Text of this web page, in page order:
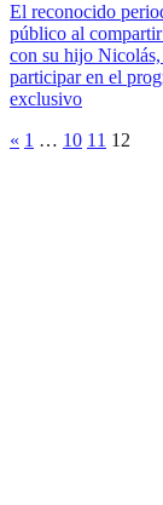
El reconocido
público al
con su hijo
participar en el
exclusivo
« 1 … 10 11 12